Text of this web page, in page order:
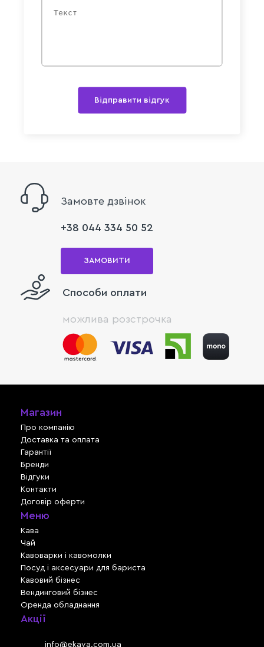
Відправити відгук
Замовте дзвінок
+38 044 334 50 52
ЗАМОВИТИ
Способи оплати
можлива розстрочка
Магазин
Про компанію
Доставка та оплата
Гарантії
Бренди
Відгуки
Контакти
Договір оферти
Меню
Кава
Чай
Кавоварки і кавомолки
Посуд і аксесуари для бариста
Кавовий бізнес
Вендинговий бізнес
Оренда обладнання
Акції
info@ekava.com.ua